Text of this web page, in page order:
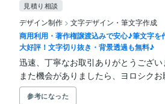
見積り相談
デザイン制作 > 文字デザイン・筆文字作成
商用利用・著作権譲渡込みで安心♪筆文字を
大好評！文字切り抜き・背景透過も無料♪
迅速、丁寧なお取引ありがとうござい
また機会がありましたら、ヨロシクお
参考になった